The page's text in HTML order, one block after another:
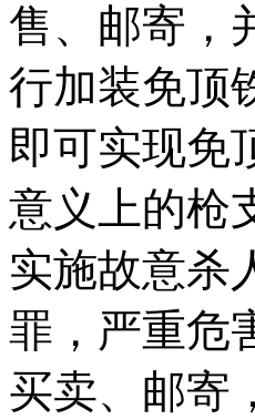
售、邮寄，
行加装免顶
即可实现免
意义上的枪
实施故意杀
罪，严重危
买卖、邮寄